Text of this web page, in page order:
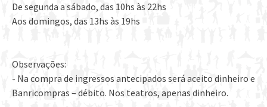
De segunda a sábado, das 10hs às 22hs
Aos domingos, das 13hs às 19hs
Observações:
- Na compra de ingressos antecipados será aceito dinheiro e
Banricompras – débito. Nos teatros, apenas dinheiro.